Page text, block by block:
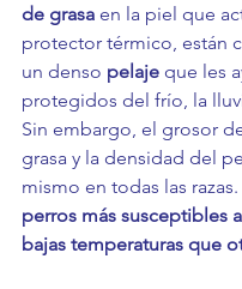
de grasa en la piel que
protector térmico, están
un denso pelaje que les
protegidos del frío, la
Sin embargo, el grosor
grasa y la densidad del
mismo en todas las
perros más susceptibles
bajas temperaturas que